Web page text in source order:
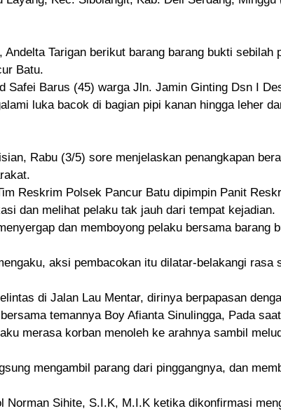
Tarigan berikut barang barang bukti sebilah
Batu.
Safei Barus (45) warga Jln. Jamin Ginting Dsn I
luka bacok di bagian pipi kanan hingga leher
Rabu (3/5) sore menjelaskan penangkapan
Reskrim Polsek Pancur Batu dipimpin Panit
dan melihat pelaku tak jauh dari tempat kejadian.
dan memboyong pelaku bersama barang
aksi pembacokan itu dilatar-belakangi rasa
di Jalan Lau Mentar, dirinya berpapasan
temannya Boy Afianta Sinulingga, Pada
merasa korban menoleh ke arahnya sambil
mengambil parang dari pinggangnya, dan
Norman Sihite, S.I.K, M.I.K ketika dikonfirmasi